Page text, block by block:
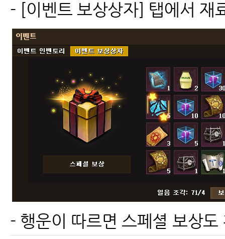
- [이벤트 보상상자] 탭에서 재
- 행운이 따르면 스페셜 보상